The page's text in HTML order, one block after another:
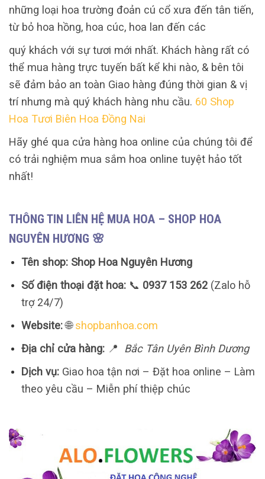
những loại hoa trường đoản cú cổ xưa đến tân tiến,
từ bỏ hoa hồng, hoa cúc, hoa lan đến các
quý khách với sự tươi mới nhất. Khách hàng rất có
thể mua hàng trực tuyến bất kể khi nào, & bên tôi
sẽ đảm bảo an toàn Giao hàng đúng thời gian & vị
trí nhưng mà quý khách hàng nhu cầu. 60 Shop
Hoa Tươi Biên Hoa Đồng Nai
Hãy ghé qua cửa hàng hoa online của chúng tôi để
có trải nghiệm mua sắm hoa online tuyệt hảo tốt
nhất!
THÔNG TIN LIÊN HỆ MUA HOA – SHOP HOA
NGUYÊN HƯƠNG 🌸
Tên shop: Shop Hoa Nguyên Hương
Số điện thoại đặt hoa:📞 0937 153 262(Zalo hỗ
trợ 24/7)
Website:🌐shopbanhoa.com
Địa chỉ cửa hàng:📍
Bắc Tân Uyên Bình Dương
Dịch vụ:Giao hoa tận nơi – Đặt hoa online – Làm
theo yêu cầu – Miễn phí thiệp chúc